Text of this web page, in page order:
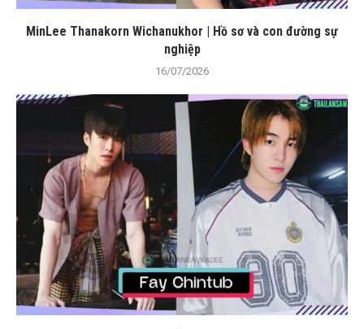
MinLee Thanakorn Wichanukhor | Hồ sơ và con đường sự
nghiệp
16/07/2026